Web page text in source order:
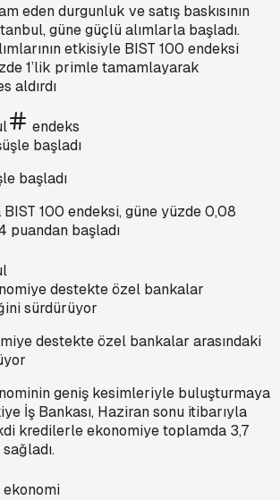
eden durgunluk ve satış baskısının
güne güçlü alımlarla başladı.
etkisiyle BIST 100 endeksi
1’lik primle tamamlayarak
aldırdı
endeks
başladı
100 endeksi, güne yüzde 0,08
puandan başladı
destekte özel bankalar arasındaki
geniş kesimleriyle buluşturmaya
İş Bankası, Haziran sonu itibarıyla
kredilerle ekonomiye toplamda 3,7
ekonomi